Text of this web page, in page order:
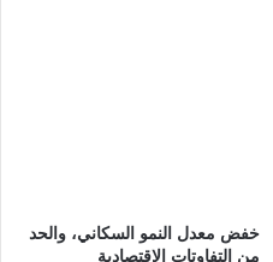
خفض معدل النمو السكاني، والحد
من التفاوتات الاقتصادية